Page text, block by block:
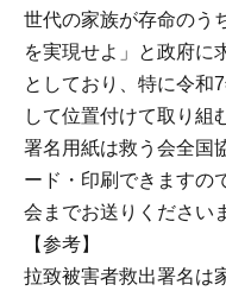
世代の家族が存命のう
を実現せよ」と政府に
としており、特に令和
して位置付けて取り組
署名用紙は救う会全国
ード・印刷できますの
会までお送りください
【参考】
拉致被害者救出署名は